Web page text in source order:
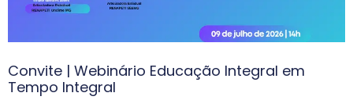
Convite | Webinário Educação Integral em
Tempo Integral